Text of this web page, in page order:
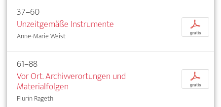
37–60
Unzeitgemäße Instrumente
Anne-Marie Weist
p
gratis
61–88
Vor Ort. Archivverortungen und
Materialfolgen
Flurin Rageth
p
gratis